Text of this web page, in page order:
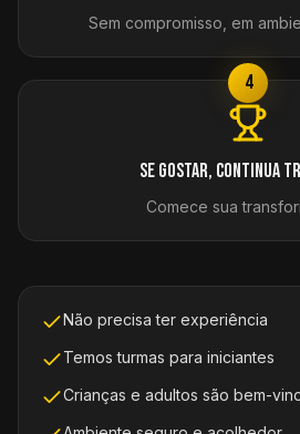
Sem compromisso, em
4
Se gostar, continua
Comece sua
Não precisa ter experiência
Temos turmas para iniciantes
Crianças e adultos são bem-